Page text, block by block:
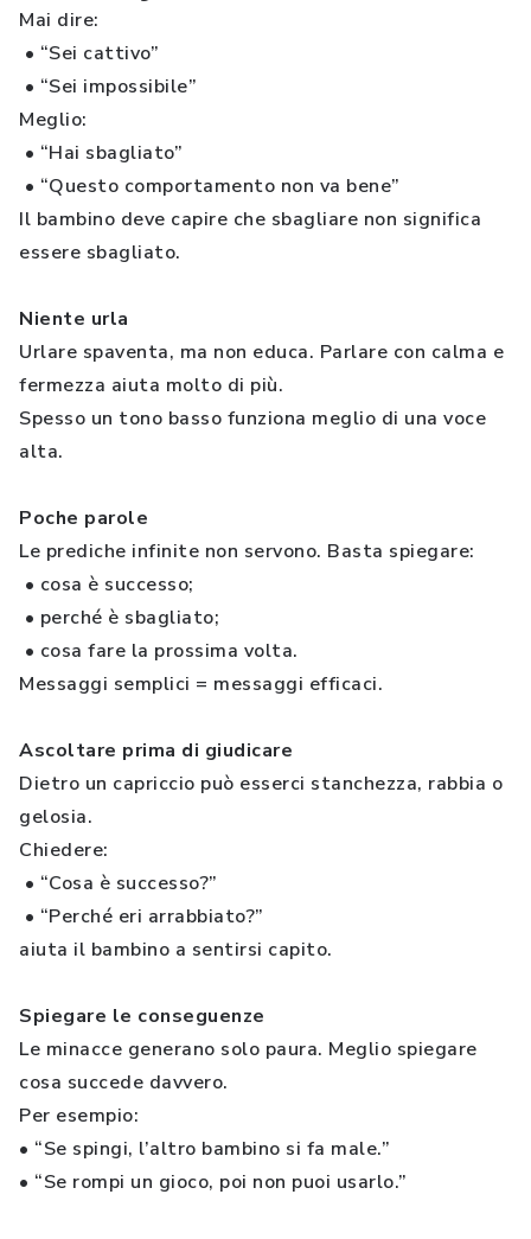
Mai dire:
• “Sei cattivo”
• “Sei impossibile”
Meglio:
• “Hai sbagliato”
• “Questo comportamento non va bene”
Il bambino deve capire che sbagliare non significa
essere sbagliato.
Niente urla
Urlare spaventa, ma non educa. Parlare con calma e
fermezza aiuta molto di più.
Spesso un tono basso funziona meglio di una voce
alta.
Poche parole
Le prediche infinite non servono. Basta spiegare:
• cosa è successo;
• perché è sbagliato;
• cosa fare la prossima volta.
Messaggi semplici = messaggi efficaci.
Ascoltare prima di giudicare
Dietro un capriccio può esserci stanchezza, rabbia o
gelosia.
Chiedere:
• “Cosa è successo?”
• “Perché eri arrabbiato?”
aiuta il bambino a sentirsi capito.
Spiegare le conseguenze
Le minacce generano solo paura. Meglio spiegare
cosa succede davvero.
Per esempio:
• “Se spingi, l’altro bambino si fa male.”
• “Se rompi un gioco, poi non puoi usarlo.”